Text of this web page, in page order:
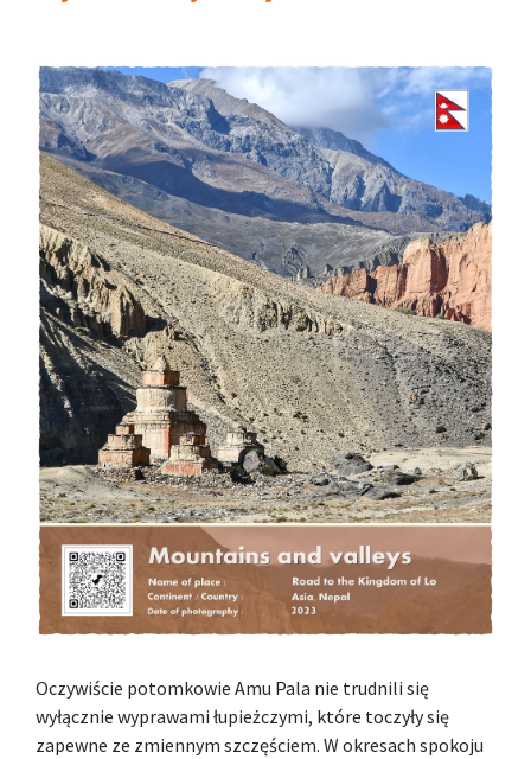
Oczywiście potomkowie Amu Pala nie trudnili się
wyłącznie wyprawami łupieżczymi, które toczyły się
zapewne ze zmiennym szczęściem. W okresach spokoju